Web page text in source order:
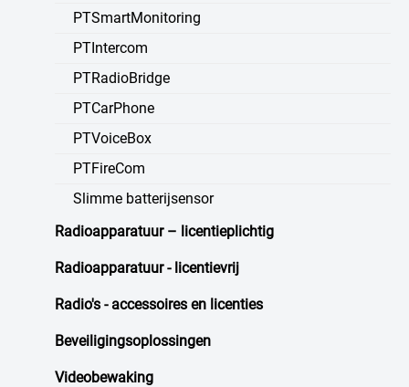
PTSmartMonitoring
PTIntercom
PTRadioBridge
PTCarPhone
PTVoiceBox
PTFireCom
Slimme batterijsensor
Radioapparatuur – licentieplichtig
Radioapparatuur - licentievrij
Radio's - accessoires en licenties
Beveiligingsoplossingen
Videobewaking